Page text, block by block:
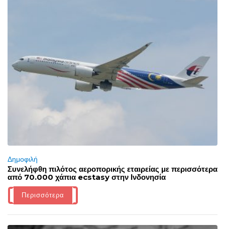
Δημοφιλή
Συνελήφθη πιλότος αεροπορικής εταιρείας με περισσότερα
από 70.000 χάπια ecstasy στην Ινδονησία
Περισσότερα